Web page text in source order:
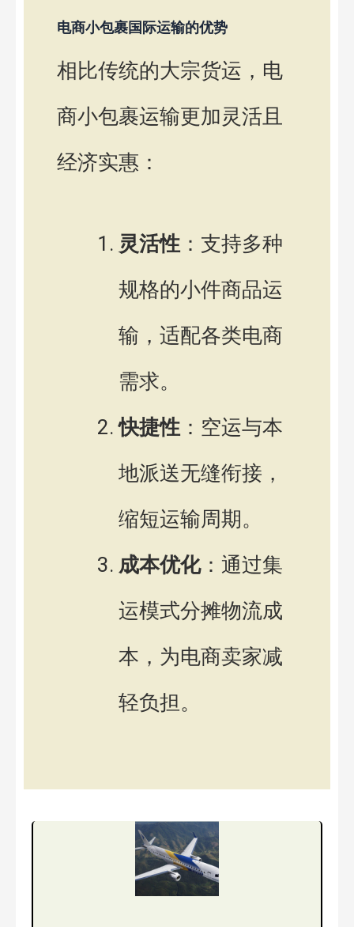
电商小包裹国际运输的优势
相比传统的大宗货运，电
商小包裹运输更加灵活且
经济实惠：
灵活性 ：支持多种
规格的小件商品运
输，适配各类电商
需求。
快捷性 ：空运与本
地派送无缝衔接，
缩短运输周期。
成本优化：通过集
运模式分摊物流成
本，为电商卖家减
轻负担。